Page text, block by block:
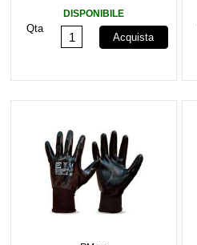
DISPONIBILE
Qta
Acquista